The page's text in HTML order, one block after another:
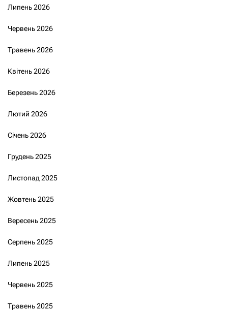
Липень 2026
Червень 2026
Травень 2026
Квітень 2026
Березень 2026
Лютий 2026
Січень 2026
Грудень 2025
Листопад 2025
Жовтень 2025
Вересень 2025
Серпень 2025
Липень 2025
Червень 2025
Травень 2025